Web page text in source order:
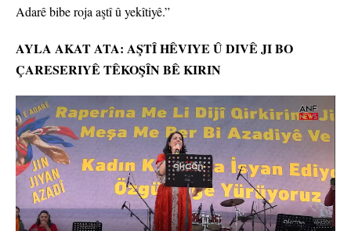
Adarê bibe roja aştî û yekîtiyê.”
AYLA AKAT ATA: AŞTÎ HÊVIYE Û DIVÊ JI BO
ÇARESERIYÊ TÊKOŞÎN BÊ KIRIN